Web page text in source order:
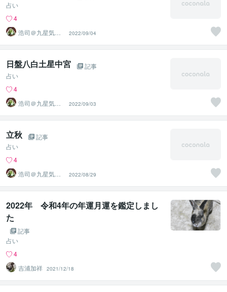
占い
4
浩司＠九星気学
風水鑑定士、姓
名鑑定士
2022/09/04
日盤八白土星中宮
記事
占い
4
浩司＠九星気学
風水鑑定士、姓
名鑑定士
2022/09/03
立秋
記事
占い
4
浩司＠九星気学
風水鑑定士、姓
名鑑定士
2022/08/29
2022年 令和4年の年運月運を鑑定しまし
た
記事
占い
4
吉浦加祥 2021/12/18